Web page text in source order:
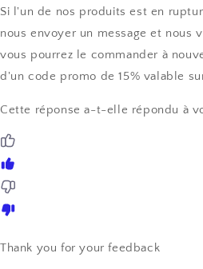
Si l'un de nos produits est en
nous envoyer un message et nous
vous pourrez le commander à
d'un code promo de 15% valable
Cette réponse a-t-elle répondu à
Thank you for your feedback